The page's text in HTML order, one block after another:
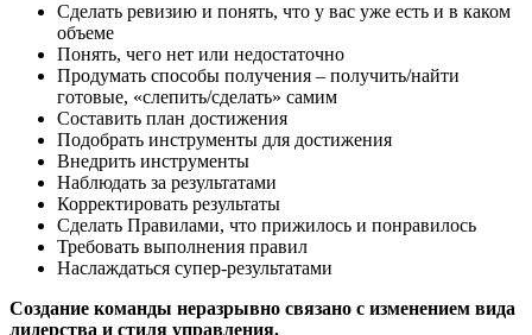
Сделать ревизию и понять, что у вас уже есть и в каком
объеме
Понять, чего нет или недостаточно
Продумать способы получения – получить/найти
готовые, «слепить/сделать» самим
Составить план достижения
Подобрать инструменты для достижения
Внедрить инструменты
Наблюдать за результатами
Корректировать результаты
Сделать Правилами, что прижилось и понравилось
Требовать выполнения правил
Наслаждаться супер-результатами
Создание команды неразрывно связано с изменением вида
лидерства и стиля управления.